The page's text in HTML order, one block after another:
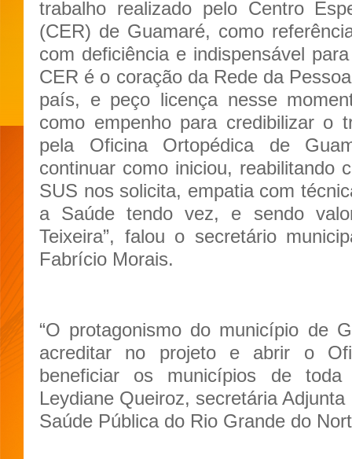
trabalho realizado pelo Centro
(CER) de Guamaré, como
com deficiência e indispensável
CER é o coração da Rede da
país, e peço licença nesse
como empenho para credibilizar o
pela Oficina Ortopédica de
continuar como iniciou, reabilitando
SUS nos solicita, empatia com
a Saúde tendo vez, e sendo
Teixeira”, falou o secretário
Fabrício Morais.
“O protagonismo do município de
acreditar no projeto e abrir o
beneficiar os municípios de
Leydiane Queiroz, secretária
Saúde Pública do Rio Grande do